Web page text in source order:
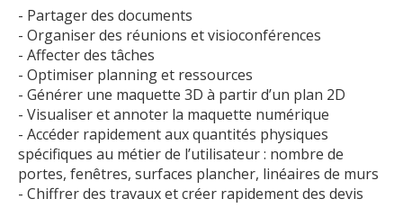
- Partager des documents
- Organiser des réunions et visioconférences
- Affecter des tâches
- Optimiser planning et ressources
- Générer une maquette 3D à partir d’un plan 2D
- Visualiser et annoter la maquette numérique
- Accéder rapidement aux quantités physiques
spécifiques au métier de l’utilisateur : nombre de
portes, fenêtres, surfaces plancher, linéaires de murs
- Chiffrer des travaux et créer rapidement des devis